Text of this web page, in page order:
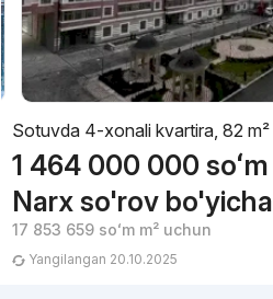
Sotuvda 4-xonali kvartira, 82 m²
1 464 000 000 soʻm
Narx so'rov bo'yicha
17 853 659 soʻmm² uchun
Yangilangan 20.10.2025